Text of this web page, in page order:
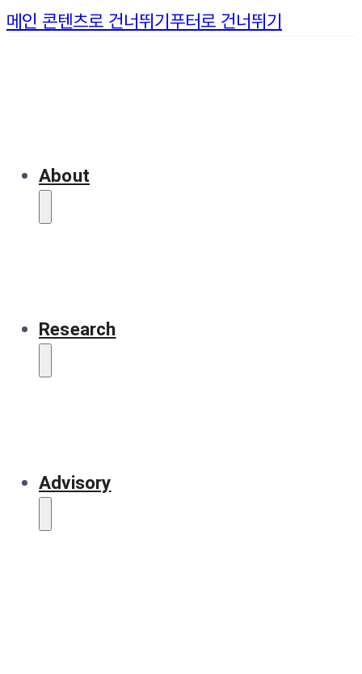
메인 콘텐츠로 건너뛰기푸터로 건너뛰기
About
Research
Advisory